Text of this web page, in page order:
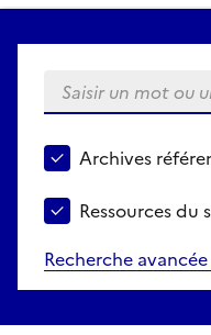
Saisir un mot ou
Choisir le périmètre
Archives
Ressources du
Recherche avancée